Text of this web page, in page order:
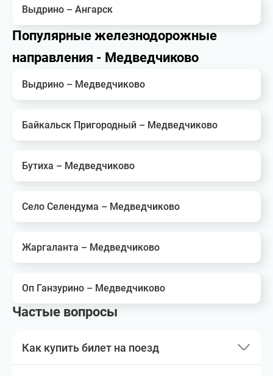
Выдрино – Ангарск
Популярные железнодорожные
направления - Медведчиково
Выдрино – Медведчиково
Байкальск Пригородный – Медведчиково
Бутиха – Медведчиково
Село Селендума – Медведчиково
Жаргаланта – Медведчиково
Оп Ганзурино – Медведчиково
Частые вопросы
Как купить билет на поезд